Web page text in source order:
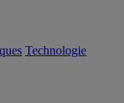
Technologie